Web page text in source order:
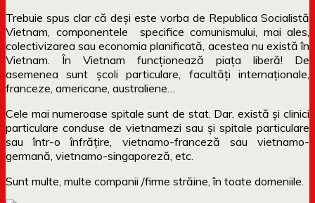
Trebuie spus clar că deși este vorba de Republica Socialistă
Vietnam, componentele specifice comunismului, mai ales,
colectivizarea sau economia planificată, acestea nu există în
Vietnam. În Vietnam funcționează piața liberă! De
asemenea sunt școli particulare, facultăți internaționale,
franceze, americane, australiene…
Cele mai numeroase spitale sunt de stat. Dar, există și clinici
particulare conduse de vietnamezi sau și spitale particulare
sau într-o înfrățire, vietnamo-franceză sau vietnamo-
germană, vietnamo-singaporeză, etc.
Sunt multe, multe companii /firme străine, în toate domeniile.